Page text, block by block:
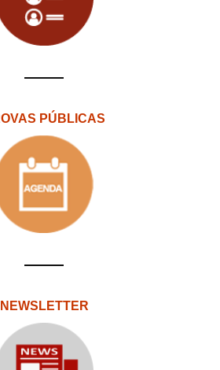
PÚBLICAS
NEWSLETTER